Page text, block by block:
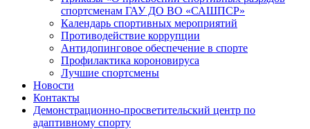
спортсменам ГАУ ДО ВО «САШПСР»
Календарь спортивных мероприятий
Противодействие коррупции
Антидопинговое обеспечение в спорте
Профилактика короновируса
Лучшие спортсмены
Новости
Контакты
Демонстрационно-просветительский центр по
адаптивному спорту